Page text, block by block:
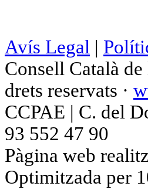
Avís Legal |
Consell Català
drets reservats ·
CCPAE | C. del
93 552 47 90
Pàgina web
Optimitzada per